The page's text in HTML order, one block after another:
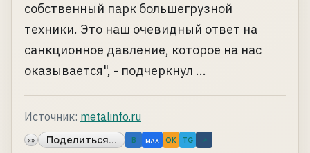
собственный парк большегрузной
техники. Это наш очевидный ответ на
санкционное давление, которое на нас
оказывается", - подчеркнул ...
Источник: metalinfo.ru
«» Поделиться... B MAX OK TG ↗